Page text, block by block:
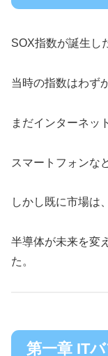
SOX指数が誕生し
当時の指数はわず
まだインターネッ
スマートフォンな
しかし既に市場は、
半導体が未来を変
た。
第一章 IT